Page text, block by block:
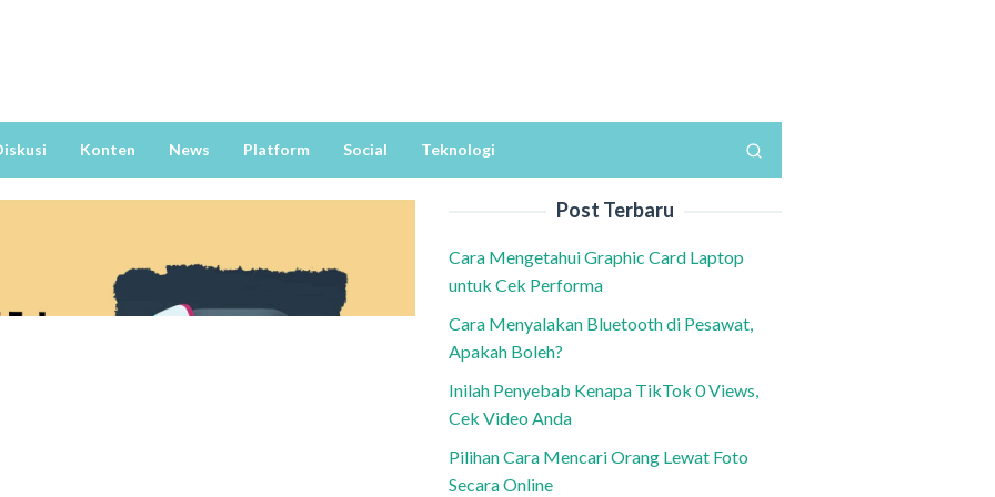
Konten News Platform Social Teknologi
Post Terbaru
Cara Mengetahui Graphic Card Laptop
untuk Cek Performa
Cara Menyalakan Bluetooth di Pesawat,
Apakah Boleh?
Inilah Penyebab Kenapa TikTok 0 Views,
Cek Video Anda
Pilihan Cara Mencari Orang Lewat Foto
Secara Online